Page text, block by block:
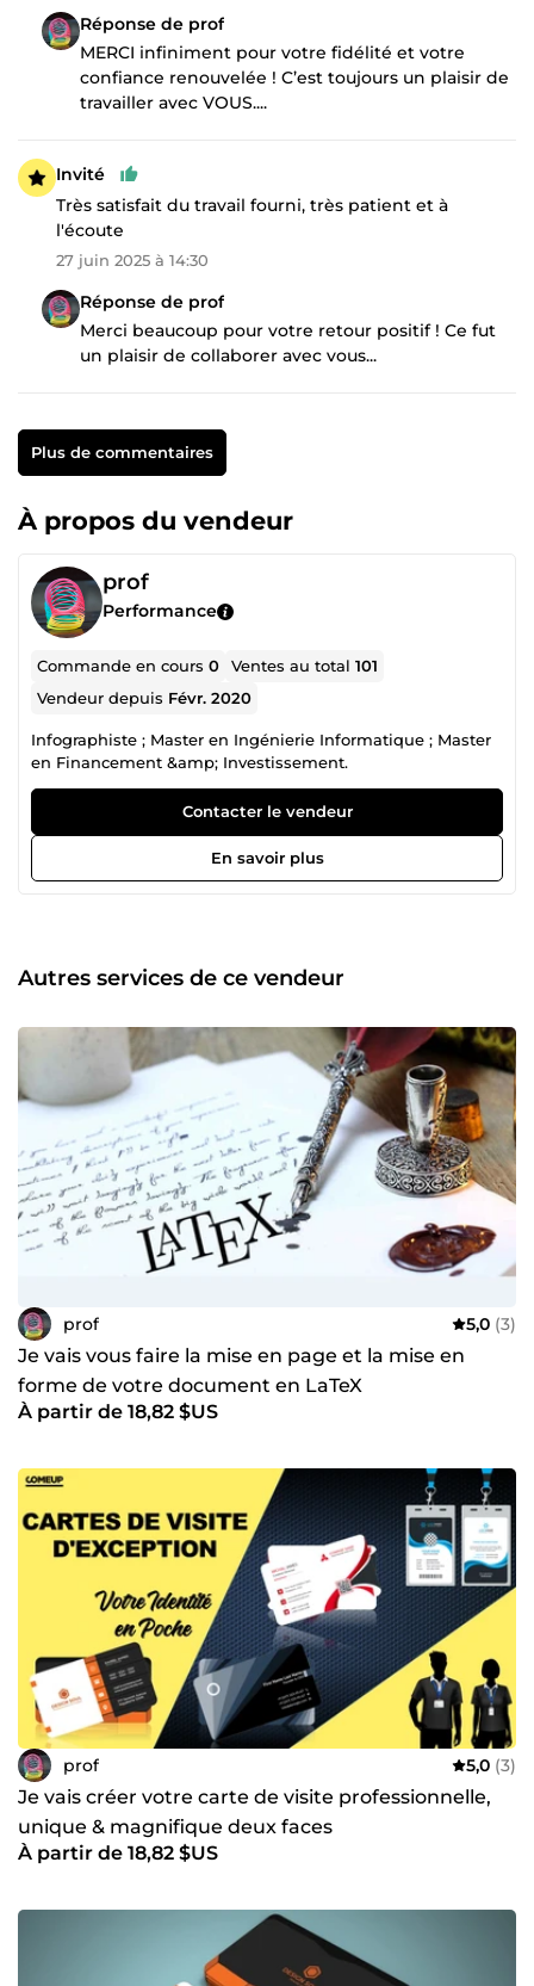
Réponse de prof
MERCI infiniment pour votre fidélité et votre
confiance renouvelée ! C’est toujours un plaisir de
travailler avec VOUS....
Invité
Très satisfait du travail fourni, très patient et à
l'écoute
27 juin 2025 à 14:30
Réponse de prof
Merci beaucoup pour votre retour positif ! Ce fut
un plaisir de collaborer avec vous...
Plus de commentaires
À propos du vendeur
prof
Performance
Commande en cours0 Ventes au total101
Vendeur depuis Févr. 2020
Infographiste ; Master en Ingénierie Informatique ; Master
en Financement &amp; Investissement.
Contacter le vendeur
En savoir plus
Autres services de ce vendeur
prof 5,0 (3)
Je vais vous faire la mise en page et la mise en
forme de votre document en LaTeX
À partir de 18,82 $US
prof 5,0 (3)
Je vais créer votre carte de visite professionnelle,
unique & magnifique deux faces
À partir de 18,82 $US